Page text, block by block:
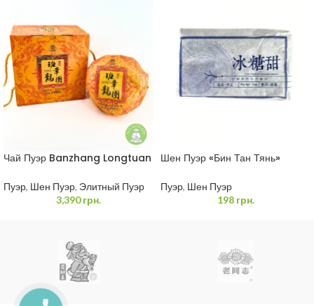
Метод настаивания
Чай Пуэр Banzhang Longtuan
Пуэр, Шен Пуэр, Элитный Пуэр
3,390грн.
Шен Пуэр «Бин Тан Тянь»
Пуэр, Шен Пуэр
198грн.